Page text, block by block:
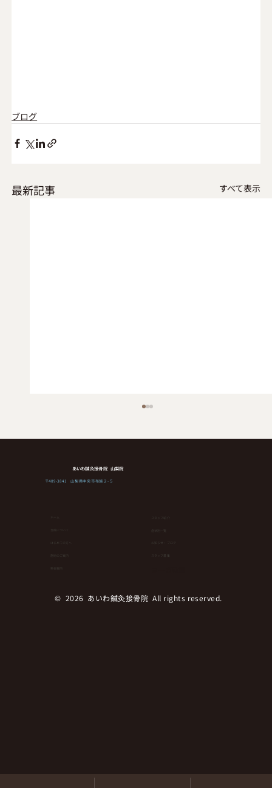
ブログ
最新記事 すべて表示
にランニングやウオーキングより効果が
あいわ鍼灸接骨院 山梨院
〒409-3841 山梨県中央市布施２-５
ホーム
はじめての方へ
⁨⁩施術のご案内
料金案内
スタッフ紹介
症状別一覧
お知らせ・ブログ
スタッフ募集
© 2026 あいわ鍼灸接骨院 All rights reserved.︎